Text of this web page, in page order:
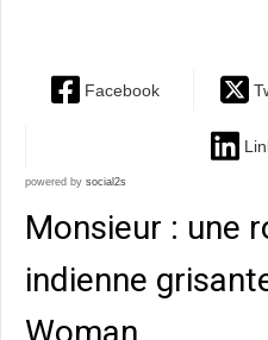
Facebook
powered by social2s
Monsieur : une
indienne
Woman